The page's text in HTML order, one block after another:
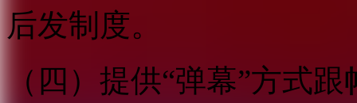
后发制度。
（四）提供“弹幕”方式